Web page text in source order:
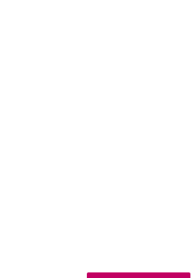
Rechtspraak.nl
verlaat Rechtspraak.nl
- U verlaat Rechtspraak.nl
- U verlaat Rechtspraak.nl
- U verlaat
hoogte' nieuwsbrief - U verlaat